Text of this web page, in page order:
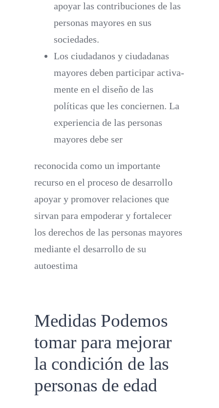
apoyar las contribuciones de las
personas mayores en sus
sociedades.
Los ciudadanos y ciudadanas
mayores deben participar activa-
mente en el diseño de las
políticas que les conciernen. La
experiencia de las personas
mayores debe ser
reconocida como un importante
recurso en el proceso de desarrollo
apoyar y promover relaciones que
sirvan para empoderar y fortalecer
los derechos de las personas mayores
mediante el desarrollo de su
autoestima
Medidas Podemos
tomar para mejorar
la condición de las
personas de edad